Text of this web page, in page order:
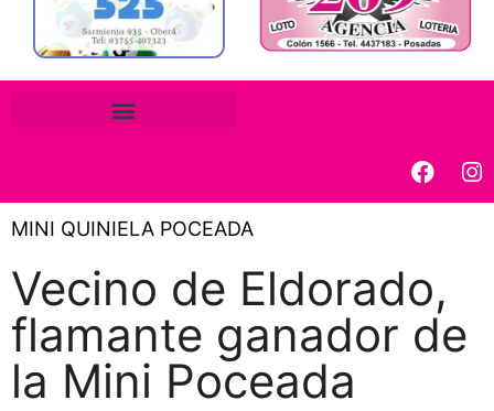
MINI QUINIELA POCEADA
Vecino de Eldorado,
flamante ganador de
la Mini Poceada